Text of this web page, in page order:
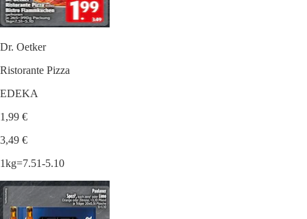
Dr. Oetker
Ristorante Pizza
EDEKA
1,99 €
3,49 €
1kg=7.51-5.10